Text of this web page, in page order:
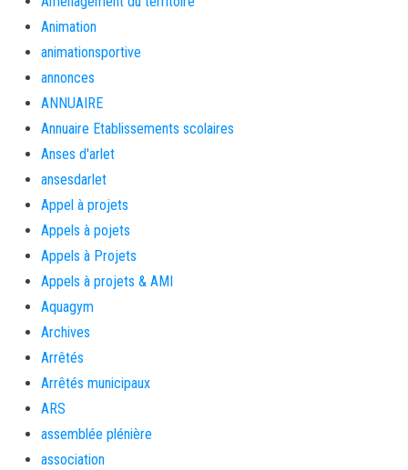
Animation
animationsportive
annonces
ANNUAIRE
Annuaire Etablissements scolaires
Anses d'arlet
ansesdarlet
Appel à projets
Appels à pojets
Appels à Projets
Appels à projets & AMI
Aquagym
Archives
Arrêtés
Arrêtés municipaux
ARS
assemblée plénière
association